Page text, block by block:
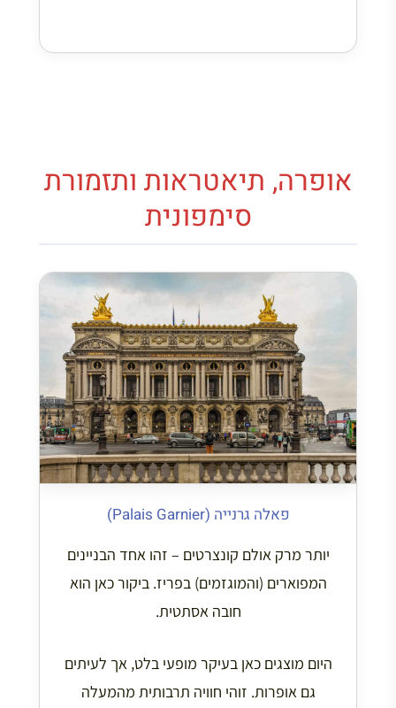
אופרה, תיאטראות ותזמורת
סימפונית
פאלה גרנייה (Palais Garnier)
יותר מרק אולם קונצרטים – זהו אחד הבניינים
המפוארים (והמוגזמים) בפריז. ביקור כאן הוא
חובה אסתטית.
היום מוצגים כאן בעיקר מופעי בלט, אך לעיתים
גם אופרות. זוהי חוויה תרבותית מהמעלה